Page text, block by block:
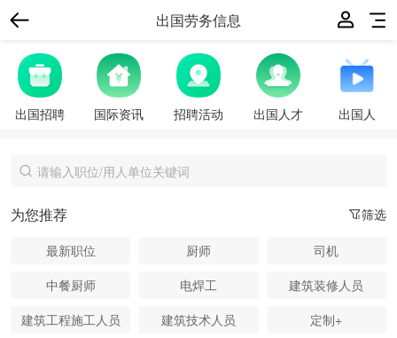
出国劳务信息
出国招聘 国际资讯 招聘活动 出国人才 出国人
筛选
为您推荐
最新职位 厨师
司机
中餐厨师
电焊工
建筑装修人员
建筑工程施工人员
建筑技术人员 定制+